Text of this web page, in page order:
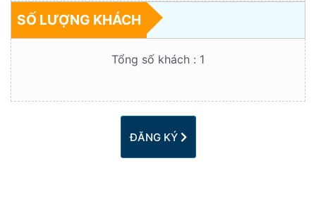
SỐ LƯỢNG KHÁCH
Tổng số khách : 1
ĐĂNG KÝ